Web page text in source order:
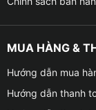
Tính năng của
✦Giao diện bắt
MUA HÀNG &
Hướng dẫn mua
Hướng dẫn thanh